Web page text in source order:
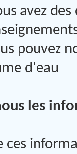
avez
pouvez
d'eau
les
ces